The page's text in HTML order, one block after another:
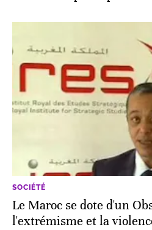
SOCIÉTÉ
Le Maroc se dote d'un
l'extrémisme et la